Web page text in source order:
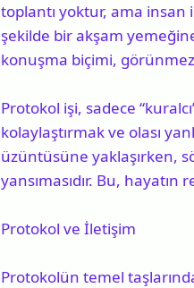
toplantı yoktur, ama insan
şekilde bir akşam
konuşma biçimi,
Protokol işi, sadece
kolaylaştırmak ve olası
üzüntüsüne yaklaşırken,
yansımasıdır. Bu,
Protokol ve İletişim
Protokolün temel